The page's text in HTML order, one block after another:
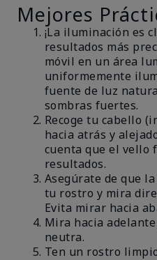
Mejores
¡La iluminación es
resultados más
móvil en un área
uniformemente
fuente de luz
sombras fuertes.
Recoge tu cabello
hacia atrás y
cuenta que el vello
resultados.
Asegúrate de que
tu rostro y mira
Evita mirar hacia
Mira hacia
neutra.
Ten un rostro